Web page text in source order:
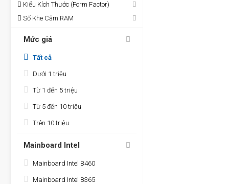
Kiểu Kích Thước (Form Factor)
Số Khe Cắm RAM
Mức giá
Tất cả
Dưới 1 triệu
Từ 1 đến 5 triệu
Từ 5 đến 10 triệu
Trên 10 triệu
Mainboard Intel
Mainboard Intel B460
Mainboard Intel B365